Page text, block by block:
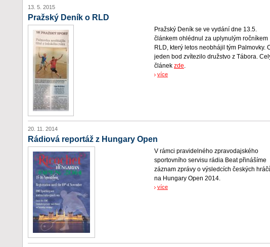
13. 5. 2015
Pražský Deník o RLD
Pražský Deník se ve vydání dne 13.5.
článkem ohlédnul za uplynulým ročníkem
RLD, který letos neobhájil tým Palmovky.
jeden bod zvítezilo družstvo z Tábora.
článek zde.
více
20. 11. 2014
Rádiová reportáž z Hungary Open
V rámci pravidelného zpravodajského
sportovního servisu rádia Beat přinášíme
záznam zprávy o výsledcích českých
na Hungary Open 2014.
více